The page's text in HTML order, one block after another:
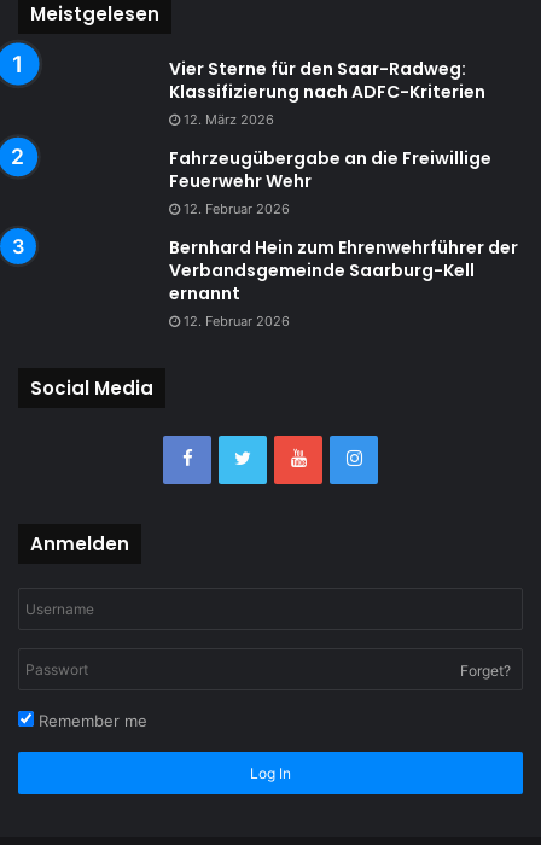
Meistgelesen
Vier Sterne für den Saar-Radweg:
Klassifizierung nach ADFC-Kriterien
12. März 2026
Fahrzeugübergabe an die Freiwillige
Feuerwehr Wehr
12. Februar 2026
Bernhard Hein zum Ehrenwehrführer der
Verbandsgemeinde Saarburg-Kell
ernannt
12. Februar 2026
Social Media
Anmelden
Forget?
Remember me
Log In